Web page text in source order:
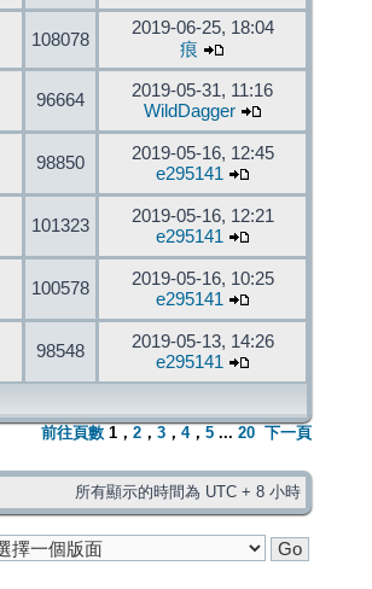
108078
2019-06-25, 18:04
痕
96664
2019-05-31, 11:16
WildDagger
98850
2019-05-16, 12:45
e295141
101323
2019-05-16, 12:21
e295141
100578
2019-05-16, 10:25
e295141
98548
2019-05-13, 14:26
e295141
前往頁數 1 ， 2 ， 3 ， 4， 5 ... 20 下一頁
所有顯示的時間為 UTC + 8 小時